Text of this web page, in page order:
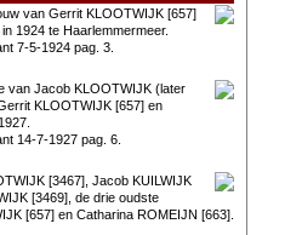
van Gerrit KLOOTWIJK [657]
1924 te Haarlemmermeer.
7-5-1924 pag. 3.
van Jacob KLOOTWIJK (later
KLOOTWIJK [657] en
14-7-1927 pag. 6.
[3467], Jacob KUILWIJK
[3469], de drie oudste
[657] en Catharina ROMEIJN [663].